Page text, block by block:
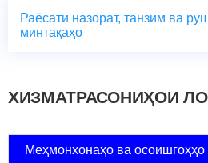
Раёсати назорат, танзим ва
минтақаҳо
ХИЗМАТРАСОНИҲОИ
Меҳмонхонаҳо ва осоишгоҳҳо